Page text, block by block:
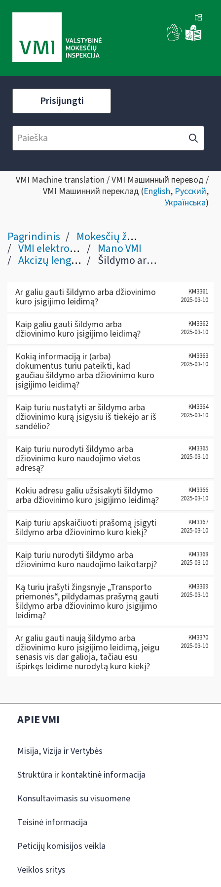
Prisijungti
VMI Machine translation / VMI Машинный перевод /
VMI Машинний переклад (English, Русский,
Українська)
Pagrindinis Mokesčių žinynas
VMI elektroninės sistemos Mano VMI
Akcizų lengvatos Šildymo arba džiovinimo kuro įsigijimo leidimas
Ar galiu gauti šildymo arba džiovinimo
kuro įsigijimo leidimą?
KM3361
2025-03-10
Kaip galiu gauti šildymo arba
džiovinimo kuro įsigijimo leidimą?
KM3362
2025-03-10
Kokią informaciją ir (arba)
dokumentus turiu pateikti, kad
gaučiau šildymo arba džiovinimo kuro
įsigijimo leidimą?
KM3363
2025-03-10
Kaip turiu nustatyti ar šildymo arba
džiovinimo kurą įsigysiu iš tiekėjo ar iš
sandėlio?
KM3364
2025-03-10
Kaip turiu nurodyti šildymo arba
džiovinimo kuro naudojimo vietos
adresą?
KM3365
2025-03-10
Kokiu adresu galiu užsisakyti šildymo
arba džiovinimo kuro įsigijimo leidimą?
KM3366
2025-03-10
Kaip turiu apskaičiuoti prašomą įsigyti
šildymo arba džiovinimo kuro kiekį?
KM3367
2025-03-10
Kaip turiu nurodyti šildymo arba
džiovinimo kuro naudojimo laikotarpį?
KM3368
2025-03-10
Ką turiu įrašyti žingsnyje „Transporto
priemonės“, pildydamas prašymą gauti
šildymo arba džiovinimo kuro įsigijimo
leidimą?
KM3369
2025-03-10
Ar galiu gauti naują šildymo arba
džiovinimo kuro įsigijimo leidimą, jeigu
senasis vis dar galioja, tačiau esu
išpirkęs leidime nurodytą kuro kiekį?
KM3370
2025-03-10
APIE VMI
Misija, Vizija ir Vertybės
Struktūra ir kontaktinė informacija
Konsultavimasis su visuomene
Teisinė informacija
Peticijų komisijos veikla
Veiklos sritys